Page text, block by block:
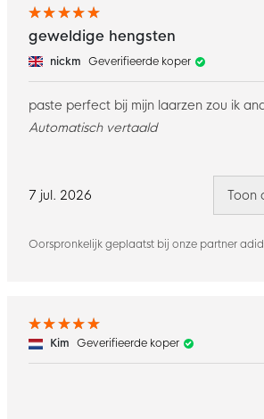
7 jul. 2026
Oorspronkelijk geplaatst bij onze partner
geweldige hengsten
nickm Geverifieerde koper
paste perfect bij mijn laarzen zou ik
Automatisch vertaald
Toon
Kim Geverifieerde koper